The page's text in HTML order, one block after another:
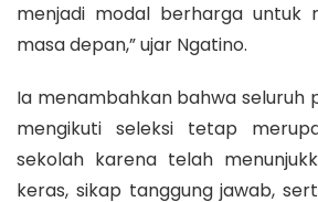
menjadi modal berharga untuk
masa depan,” ujar Ngatino.
Ia menambahkan bahwa seluruh
mengikuti seleksi tetap
sekolah karena telah
keras, sikap tanggung jawab,